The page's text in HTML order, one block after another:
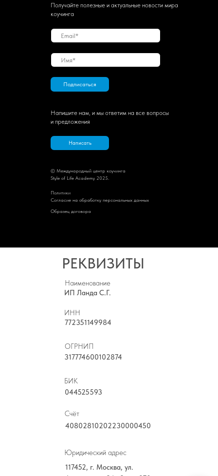
Получайте полезные и актуальные новости мира
коучинга
Подписаться
Написать
Напишите нам, и мы ответим на все вопросы
и предложения
© Международный центр коучинга
Style of Life Academy 2025.
Политики
Cогласие на обработку персональных данных
Образец договора
РЕКВИЗИТЫ
Наименование
ИП Ланда С.Г.
Счёт
40802810202230000450
БИК
044525593
ИНН
772351149984
ОГРНИП
317774600102874
Юридический адрес
117452, г. Москва, ул.